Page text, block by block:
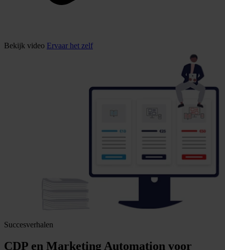
Bekijk video Ervaar het zelf
Succesverhalen
CDP en Marketing Automation voor